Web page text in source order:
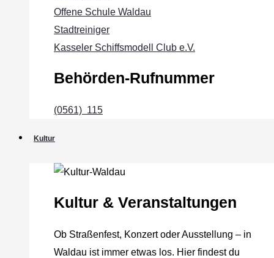
Offene Schule Waldau
Stadtreiniger
Kasseler Schiffsmodell Club e.V.
Behörden-Rufnummer
(0561) 115
Kultur
Kultur & Veranstaltungen
Ob Straßenfest, Konzert oder Ausstellung – in
Waldau ist immer etwas los. Hier findest du